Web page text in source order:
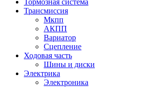
Тормозная система
Трансмиссия
Мкпп
АКПП
Вариатор
Сцепление
Ходовая часть
Шины и диски
Электрика
Электроника